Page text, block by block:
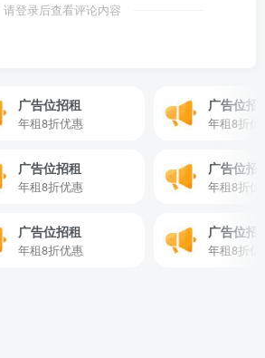
请登录后查看评论内容
广告位招租
年租8折优惠
广告位招租
年租8折优惠
广告位招租
年租8折优惠
广告
年租8
广告位招租
年租8折优惠
广告位招租
年租8折优惠